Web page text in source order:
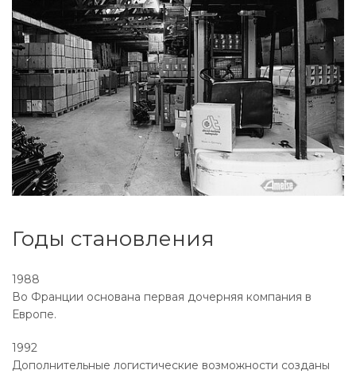
Годы становления
1988
Во Франции основана первая дочерняя компания в
Европе.
1992
Дополнительные логистические возможности созданы